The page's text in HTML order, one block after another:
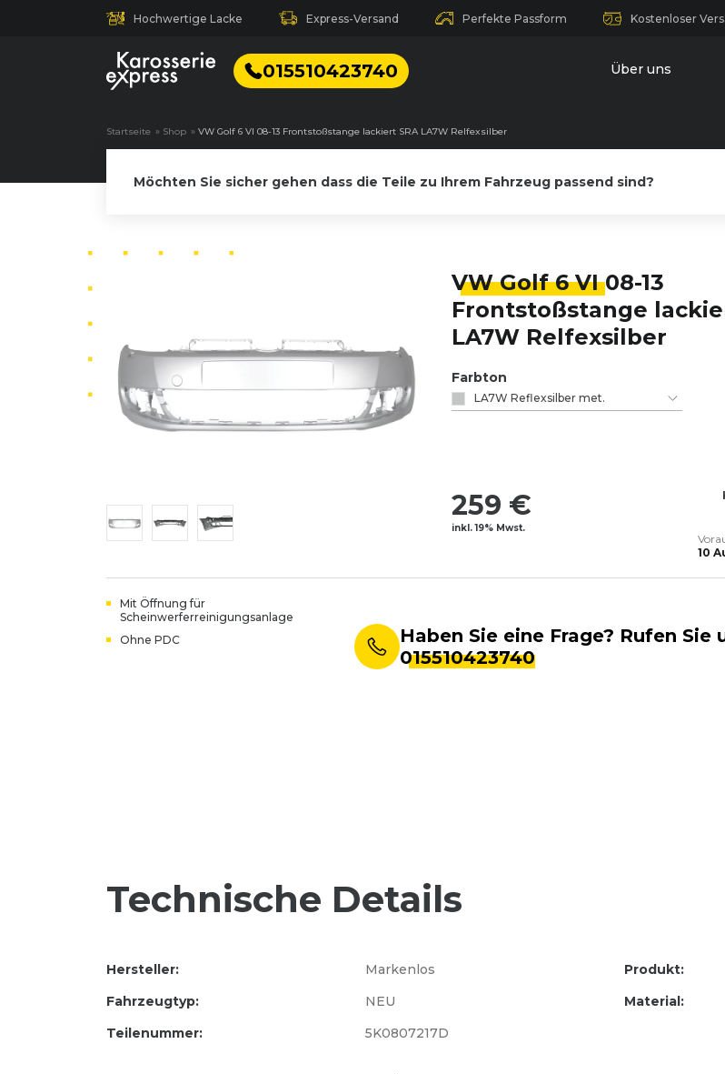
Hochwertige Lacke Express-Versand Perfekte Passform Kostenloser
015510423740 Über uns
Startseite » Shop » VW Golf 6 VI 08-13 Frontstoßstange lackiert SRA LA7W Relfexsilber
Möchten Sie sicher gehen dass die Teile zu Ihrem Fahrzeug passend sind?
VW Golf 6 VI08-13
Frontstoßstange
LA7W Relfexsilber
Farbton
LA7W Reflexsilber met.
259 €
inkl. 19% Mwst.
10
Mit Öffnung für
Scheinwerferreinigungsanlage
Ohne PDC
Haben Sie eine Frage? Rufen Sie
015510423740
Technische Details
Hersteller: Markenlos Produkt:
Fahrzeugtyp:
NEU Material:
Teilenummer:
5K0807217D